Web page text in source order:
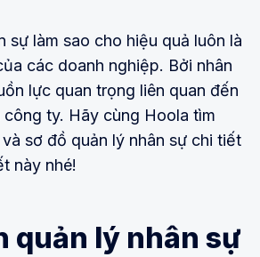
sự làm sao cho hiệu quả luôn là
các doanh nghiệp. Bởi nhân
lực quan trọng liên quan đến
ty. Hãy cùng Hoola tìm
sơ đồ quản lý nhân sự chi tiết
này nhé!
quản lý nhân sự